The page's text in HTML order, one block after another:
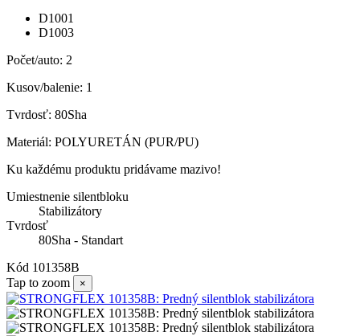
D1001
D1003
Počet/auto: 2
Kusov/balenie: 1
Tvrdosť: 80Sha
Materiál: POLYURETÁN (PUR/PU)
Ku každému produktu pridávame mazivo!
Umiestnenie silentbloku
Stabilizátory
Tvrdosť
80Sha - Standart
Kód 101358B
Tap to zoom
×